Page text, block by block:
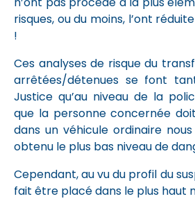
risques, ou du moins, l’ont
!
Ces analyses de risque du
arrêtées/détenues se font
Justice qu’au niveau de la
que la personne concernée
dans un véhicule ordinaire
obtenu le plus bas niveau de
Cependant, au vu du profil du
fait être placé dans le plus haut